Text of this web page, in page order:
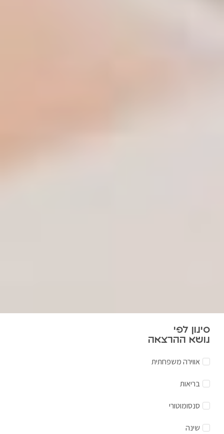
סינון לפי
נושא ההרצאה
אווירה משפחתית
בריאות
סנסומוטורי
שינה